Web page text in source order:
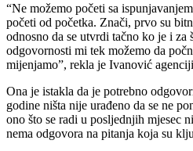
“Ne možemo početi sa
početi od početka. Znači, prvo su
odnosno da se utvrdi tačno ko je i za
odgovornosti mi tek možemo da
mijenjamo”, rekla je Ivanović
Ona je istakla da je potrebno
godine ništa nije urađeno da se ne
ono što se radi u posljednjih mjesec
nema odgovora na pitanja koja su